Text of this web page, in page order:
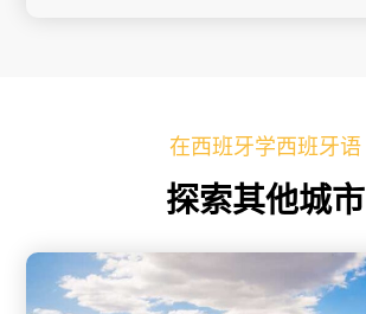
在西班牙学西班牙语
探索其他城市